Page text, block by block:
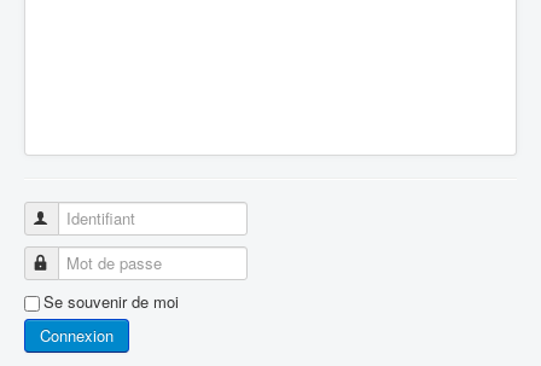
Identifiant
Mot de passe
Se souvenir de moi
Connexion